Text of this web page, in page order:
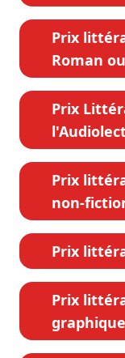
Prix
Roman
Prix
Prix
non-
Prix
Prix
graphique